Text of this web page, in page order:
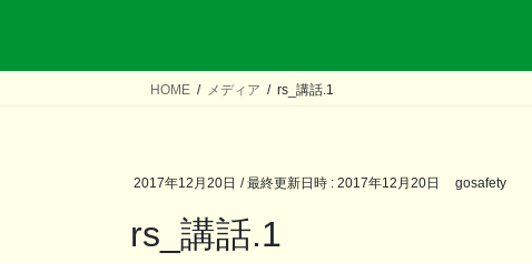
HOME メディア rs_講話.1
2017年12月20日 / 最終更新日時 : 2017年12月20日 gosafety
rs_講話.1